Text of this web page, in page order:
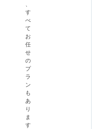
す
べ
て
お
任
せ
の
プ
ラ
ン
も
あ
り
ま
す